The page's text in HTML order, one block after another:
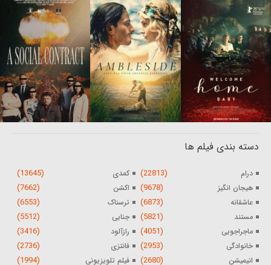
دسته بندی فیلم ها
درام (22813) کمدی (13645)
هیجان انگیز (9678) اکشن (7662)
عاشقانه (6873) ترسناک (6553)
مستند (5821) جنایی (5512)
ماجراجویی (4051) رازآلود (3416)
خانوادگی (2953) فانتزی (2736)
انیمیشن (2680) فیلم تلویزیونی (1994)